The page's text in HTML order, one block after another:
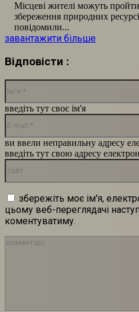
Місцеві жителі можуть
збереження природних ресурсів
повідомили...
завантажити більше
Відповісти :
введіть тут своє ім'я
ви ввели неправильну адресу
введіть тут свою адресу
збережіть моє ім'я,
цьому веб-переглядачі
коментуватиму.